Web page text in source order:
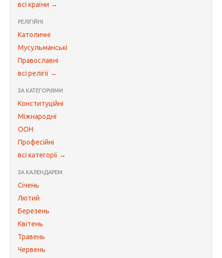
всі країни →
РЕЛІГІЙНІ
Католичні
Мусульманські
Православні
всі релігії →
ЗА КАТЕГОРІЯМИ
Конституційні
Міжнародні
ООН
Професійні
всі категорії →
ЗА КАЛЕНДАРЕМ
Січень
Лютий
Березень
Квітень
Травень
Червень